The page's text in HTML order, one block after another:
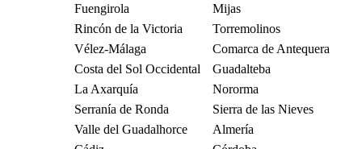
Fuengirola
Mijas
Rincón de la Victoria
Torremolinos
Vélez-Málaga
Comarca de Antequera
Costa del Sol Occidental
Guadalteba
La Axarquía
Nororma
Serranía de Ronda
Sierra de las Nieves
Valle del Guadalhorce
Almería